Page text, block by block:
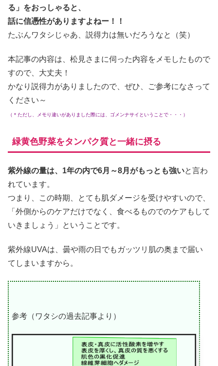
る」をおっしゃると、
話に信憑性がありますよねー！！
たぶんワタシじゃあ、説得力は無いだろうなと（笑）
本記事の内容は、松見さまに伺った内容をメモしたもので
すので、大丈夫！
かなり説得力がありましたので、ぜひ、ご参考になさって
ください～
（＊ただし、メモり違いがありました際には、ゴメンナサイということで・・・）
緑黄色野菜をタンパク質と一緒に摂る
紫外線の量は、1年の内で6月～8月がもっとも強いと言わ
れています。
つまり、この時期、とても肌ダメージを受けやすいので、
「外側からのケアだけでなく、食べるものでのケアもして
いきましょう」ということです。
紫外線UVAは、曇や雨の日でもガッツリ肌の奥まで届い
てしまいますから。
参考（ワタシの過去記事より）